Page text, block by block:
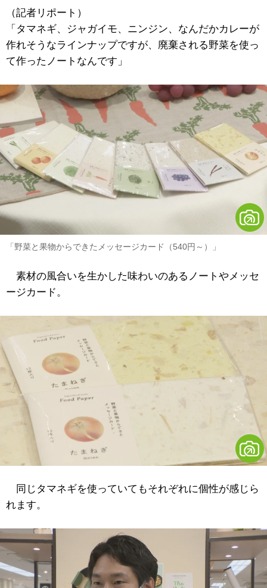
（記者リポート）
「タマネギ、ジャガイモ、ニンジン、なんだかカレーが
作れそうなラインナップですが、廃棄される野菜を使っ
て作ったノートなんです」
「野菜と果物からできたメッセージカード（540円～）」
素材の風合いを生かした味わいのあるノートやメッセ
ージカード。
同じタマネギを使っていてもそれぞれに個性が感じら
れます。